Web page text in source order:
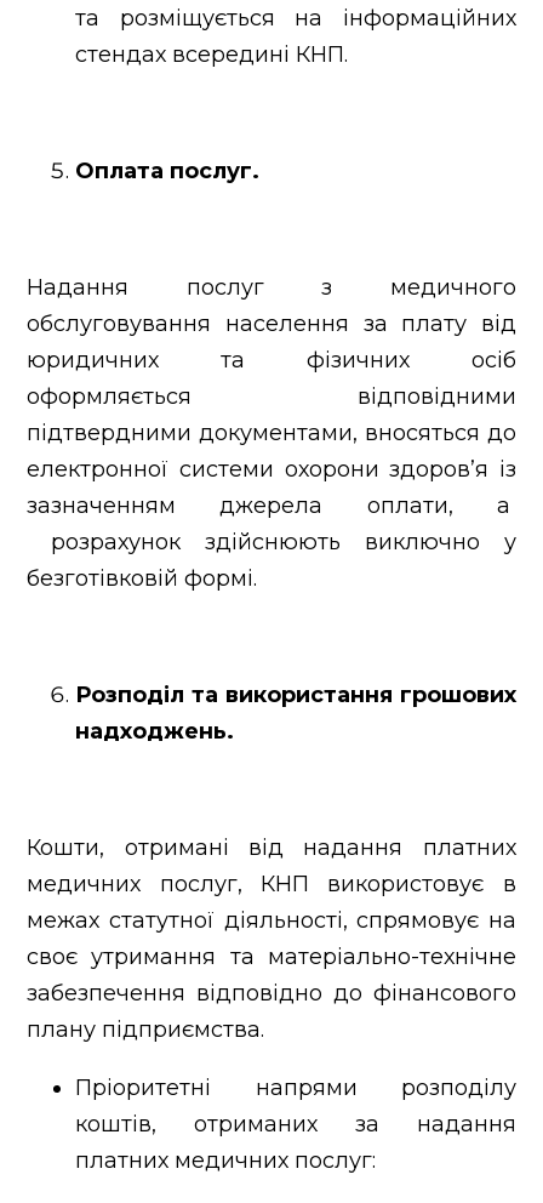
та розміщується на інформаційних
стендах всередині КНП.
Оплата послуг.
Надання послуг з медичного
обслуговування населення за плату від
юридичних та фізичних осіб
оформляється відповідними
підтвердними документами, вносяться до
електронної системи охорони здоров’я із
зазначенням джерела оплати, а
розрахунок здійснюють виключно у
безготівковій формі.
Розподіл та використання грошових
надходжень.
Кошти, отримані від надання платних
медичних послуг, КНП використовує в
межах статутної діяльності, спрямовує на
своє утримання та матеріально-технічне
забезпечення відповідно до фінансового
плану підприємства.
Пріоритетні напрями розподілу
коштів, отриманих за надання
платних медичних послуг: